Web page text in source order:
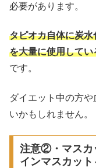
必要があります。
タピオカ自体に炭
を大量に使用してい
です。
ダイエット中の方
いかもしれません。
注意②・マスカ
インマスカット